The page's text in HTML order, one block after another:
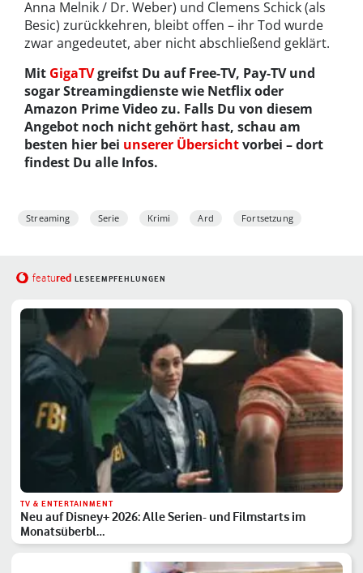
Anna Melnik / Dr. Weber) und Clemens Schick (als
Besic) zurückkehren, bleibt offen – ihr Tod wurde
zwar angedeutet, aber nicht abschließend geklärt.
Mit GigaTVgreifst Du auf Free-TV, Pay-TV und
sogar Streamingdienste wie Netflix oder
Amazon Prime Video zu. Falls Du von diesem
Angebot noch nicht gehört hast, schau am
besten hier bei unserer Übersichtvorbei – dort
findest Du alle Infos.
Streaming Serie Krimi Ard Fortsetzung
featured LESEEMPFEHLUNGEN
TV & ENTERTAINMENT
Neu auf Disney+ 2026: Alle Serien- und Filmstarts im
Monatsüberbl…